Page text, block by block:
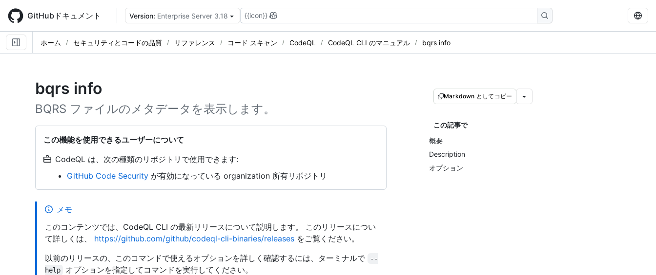
main
content
GitHubドキュメント Version: Enterprise Server 3.18 {{icon}}
ホーム セキュリティとコードの品質 リファレンス コード スキャン CodeQL CodeQL CLI のマニュアル bqrs info
bqrs info
BQRS ファイルのメタデータを表示します。
この機能を使用できるユーザーについて
CodeQL は、次の種類のリポジトリで使用できます:
GitHub Code Security が有効になっている organization 所有リポジトリ
Markdown としてコピー
この記事で
概要
Description
オプション
メモ
このコンテンツでは、CodeQL CLI の最新リリースについて説明します。 このリリースについ
て詳しくは、 https://github.com/github/codeql-cli-binaries/releases をご覧ください。
以前のリリースの、このコマンドで使えるオプションを詳しく確認するには、ターミナルで
--
help
オプションを指定してコマンドを実行してください。